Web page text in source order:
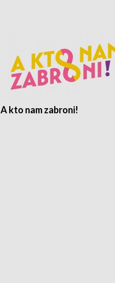
A kto nam zabroni!